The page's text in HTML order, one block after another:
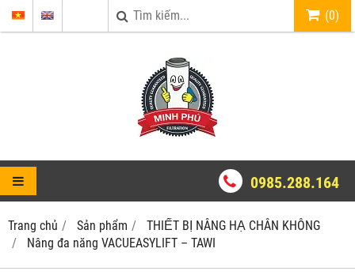
(0)
0985.288.164
Trang chủ Sản phẩm
THIẾT BỊ NÂNG HẠ CHÂN KHÔNG
Nâng đa năng VACUEASYLIFT – TAWI